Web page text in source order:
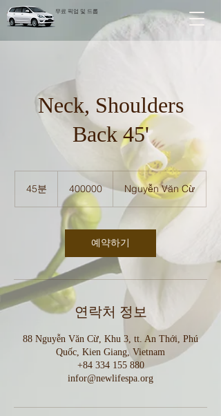
무료 픽업 및 드롭
Neck, Shoulders
Back 45'
45분 400000 Nguyễn Văn Cừ
예약하기
연락처 정보
88 Nguyễn Văn Cừ, Khu 3, tt. An Thới, Phú
Quốc, Kien Giang, Vietnam
+84 334 155 880
infor@newlifespa.org